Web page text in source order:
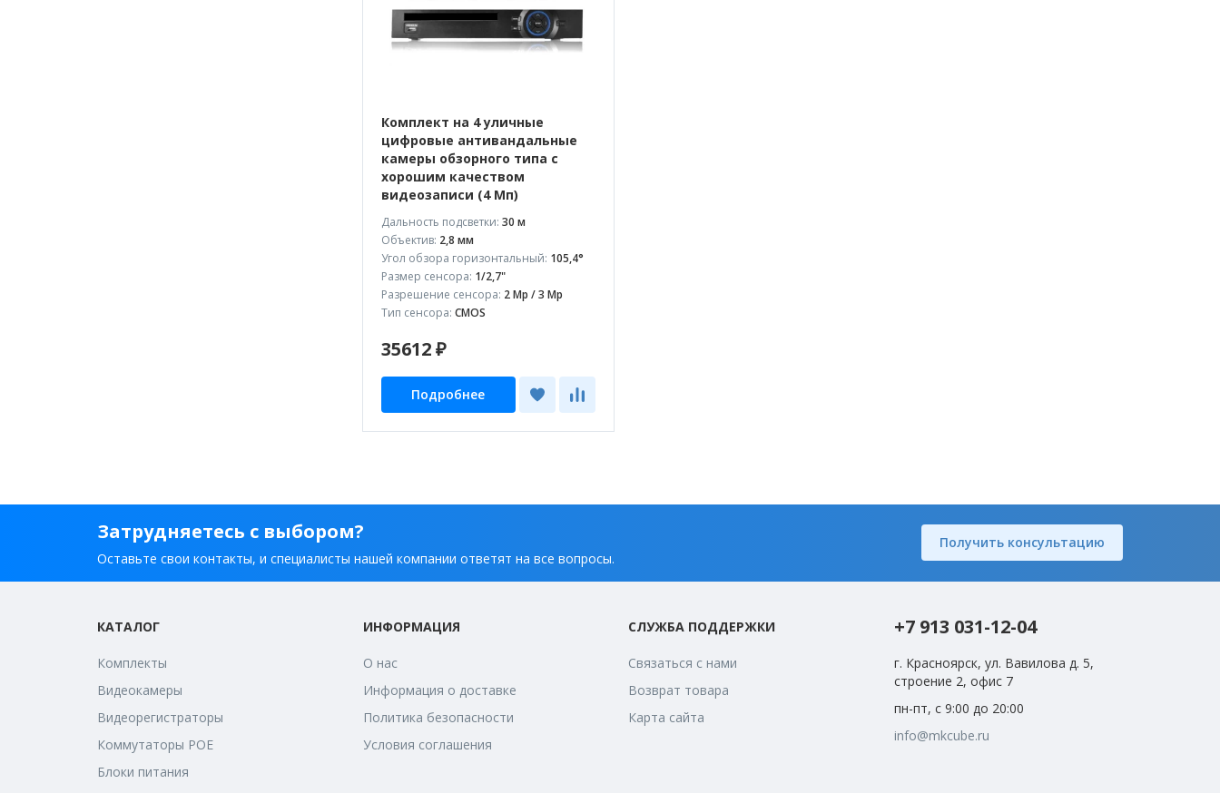
Комплект на 4 уличные
цифровые антивандальные
камеры обзорного типа с
хорошим качеством
видеозаписи (4 Мп)
Дальность подсветки: 30 м
Объектив: 2,8 мм
Угол обзора горизонтальный: 105,4°
Размер сенсора: 1/2,7"
Разрешение сенсора: 2 Mp / 3 Mp
Тип сенсора: CMOS
35612 ₽
Подробнее
Затрудняетесь с выбором?
Оставьте свои контакты, и специалисты нашей компании ответят на все вопросы.
Получить консультацию
КАТАЛОГ
Комплекты
Видеокамеры
Видеорегистраторы
Коммутаторы POE
Блоки питания
ИНФОРМАЦИЯ
О нас
Информация о доставке
Политика безопасности
Условия соглашения
СЛУЖБА ПОДДЕРЖКИ
Связаться с нами
Возврат товара
Карта сайта
+7 913 031-12-04
г. Красноярск, ул. Вавилова д. 5,
строение 2, офис 7
пн-пт, с 9:00 до 20:00
info@mkcube.ru